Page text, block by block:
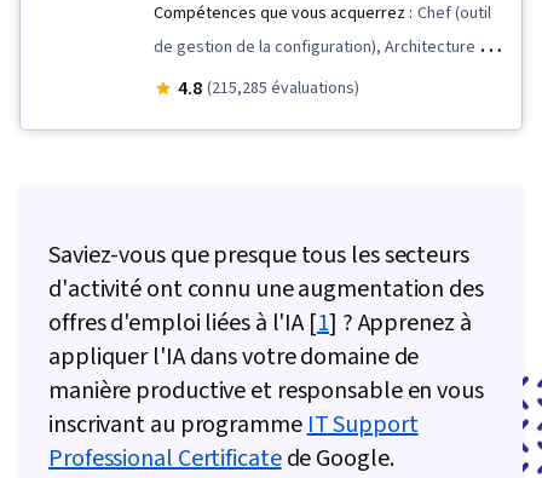
Compétences que vous acquerrez : Chef (outil
de gestion de la configuration), Architecture de
la sécurité informatique, Gestion des paquets
d'entretien, Administration des systèmes
d'exploitation, Mise en réseau générale,
Assistance bureautique, Infrastructure
informatique, TCP/IP, Contrôle des versions,
Administration des systèmes, Ruby (Langage
de programmation), Git (système de contrôle
de version), Dépannage du réseau, Présence
4.8 (215,285 évaluations)
Saviez-vous que presque tous les secteurs
d'activité ont connu une augmentation des
offres d'emploi liées à l'IA [1] ? Apprenez à
appliquer l'IA dans votre domaine de
manière productive et responsable en vous
inscrivant au programmeIT Support
Professional Certificatede Google.